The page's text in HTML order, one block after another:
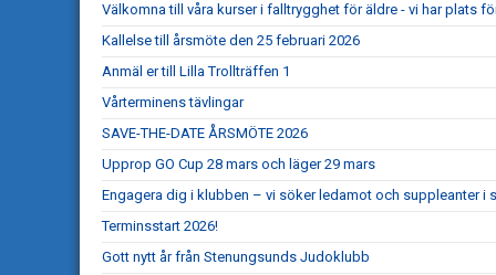
Välkomna till våra kurser i falltrygghet för äldre - vi har plats
Kallelse till årsmöte den 25 februari 2026
Anmäl er till Lilla Trollträffen 1
Vårterminens tävlingar
SAVE-THE-DATE ÅRSMÖTE 2026
Upprop GO Cup 28 mars och läger 29 mars
Engagera dig i klubben – vi söker ledamot och suppleanter i
Terminsstart 2026!
Gott nytt år från Stenungsunds Judoklubb